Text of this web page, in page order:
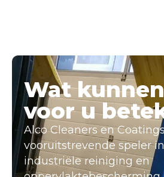
Wat
voor u
Alco Cleaners en
vooruitstrevende speler
industriële reiniging en